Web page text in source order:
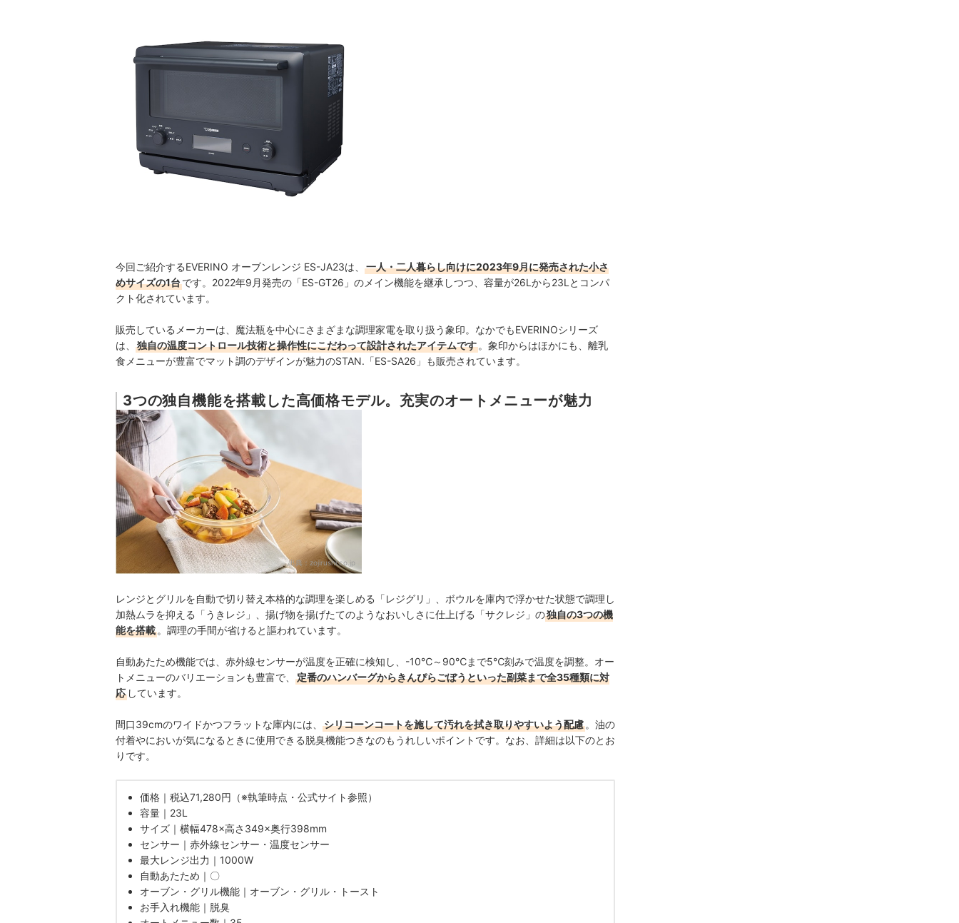
今回ご紹介するEVERINO オーブンレンジ ES-JA23は、
一人・二人暮らし向けに2023年9月に発売された小さ
めサイズの1台です。2022年9月発売の「ES-GT26」のメイン機能を継承しつつ、容量が26Lから23Lとコンパ
クト化されています。
販売しているメーカーは、魔法瓶を中心にさまざまな調理家電を取り扱う象印。なかでもEVERINOシリーズ
は、
独自の温度コントロール技術と操作性にこだわって設計されたアイテムです 。象印からはほかにも、離乳
食メニューが豊富でマット調のデザインが魅力のSTAN.「ES-SA26」 も販売されています。
3つの独自機能を搭載した高価格モデル。充実のオートメニューが魅力
出典： zojirushi.co.jp
レンジとグリルを自動で切り替え本格的な調理を楽しめる「レジグリ」、ボウルを庫内で浮かせた状態で調理し
加熱ムラを抑える「うきレジ」、揚げ物を揚げたてのようなおいしさに仕上げる「サクレジ」の独自の3つの機
能を搭載 。調理の手間が省けると謳われています。
自動あたため機能では、赤外線センサーが温度を正確に検知し、-10℃～90℃まで5℃刻みで温度を調整。オー
トメニューのバリエーションも豊富で、
定番のハンバーグからきんぴらごぼうといった副菜まで全35種類に対
応 しています。
間口39cmのワイドかつフラットな庫内には、 シリコーンコートを施して汚れを拭き取りやすいよう配慮 。油の
付着やにおいが気になるときに使用できる脱臭機能つきなのもうれしいポイントです。なお、詳細は以下のとお
りです。
価格｜税込71,280円（※執筆時点・公式サイト参照）
容量｜23L
サイズ｜横幅478×高さ349×奥行398mm
センサー｜赤外線センサー・温度センサー
最大レンジ出力｜1000W
自動あたため｜〇
オーブン・グリル機能｜オーブン・グリル・トースト
お手入れ機能｜脱臭